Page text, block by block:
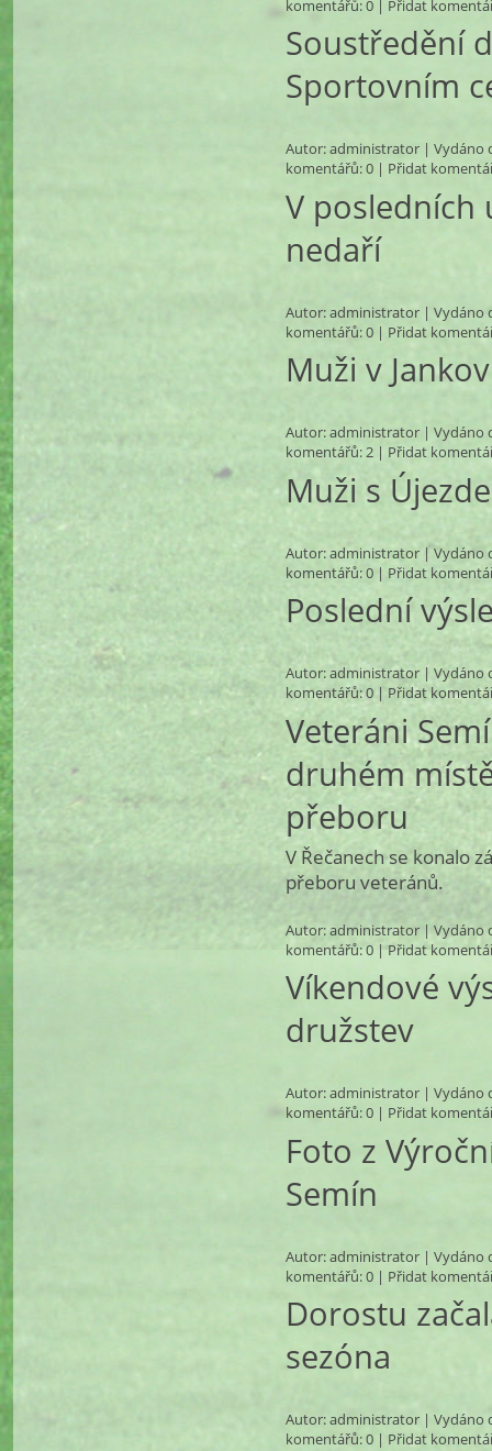
komentářů: 0 | Přidat
Soustředění
Sportovním
Autor:administrator| Vydáno
komentářů: 0 | Přidat
V posledních
nedaří
Autor:administrator| Vydáno
komentářů: 0 | Přidat
Muži v
Autor:administrator| Vydáno
komentářů: 2 | Přidat
Muži s
Autor:administrator| Vydáno
komentářů: 0 | Přidat
Poslední
Autor:administrator| Vydáno
komentářů: 0 | Přidat
Veteráni
druhém
přeboru
V Řečanech se konalo
přeboru veteránů.
Autor:administrator| Vydáno
komentářů: 0 |Přidat
Víkendové
družstev
Autor:administrator| Vydáno
komentářů: 0 | Přidat
Foto z
Semín
Autor:administrator| Vydáno
komentářů: 0 | Přidat
Dorostu
sezóna
Autor:administrator| Vydáno
komentářů: 0 | Přidat